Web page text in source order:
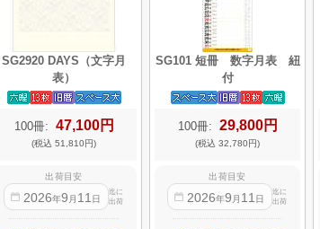
SG2920 DAYS（文字月
表）
100冊: 47,100円
(税込 51,810円)
出荷目安
2026年9 月 11 日
迄に
出荷
SG101 短冊 数字月表 紐
付
100冊: 29,800円
(税込 32,780円)
出荷目安
2026年9 月 11 日
迄に
出荷